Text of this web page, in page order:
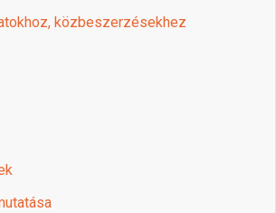
közbeszerzésekhez